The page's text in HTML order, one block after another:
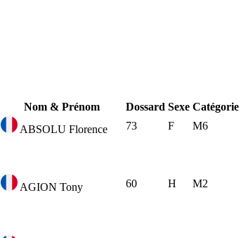
Nom & Prénom
Dossard Sexe Catégorie
ABSOLU Florence
73 F M6
AGION Tony
60 H M2